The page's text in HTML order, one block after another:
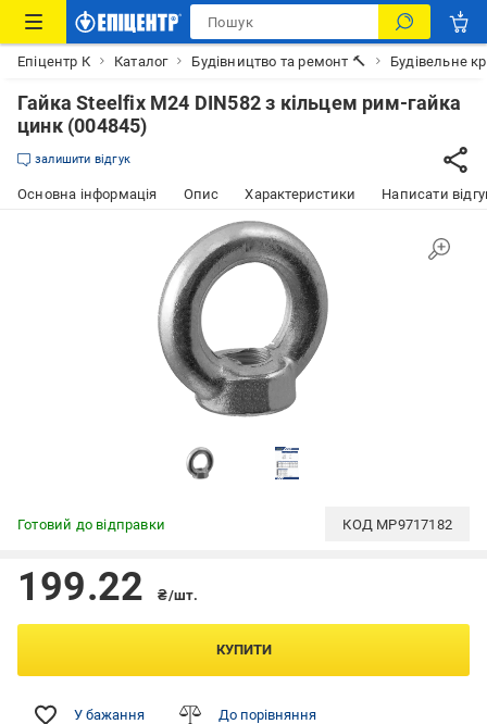
Епіцентр К Каталог Будівництво та ремонт 🔨 Будівельне
Гайка Steelfix М24 DIN582 з кільцем рим-гайка
цинк (004845)
залишити відгук
Основна інформація Опис Характеристики Написати
Готовий до відправки КОД MP9717182
199.22 ₴/шт.
КУПИТИ
У бажання До порівняння